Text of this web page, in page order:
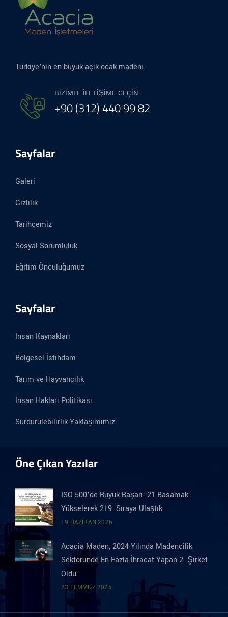
Türkiye'nin en büyük açık ocak madeni.
BIZIMLE ILETIŞIME GEÇIN.
+90 (312) 440 99 82
Sayfalar
Galeri
Gizlilik
Tarihçemiz
Sosyal Sorumluluk
Eğitim Öncülüğümüz
Sayfalar
İnsan Kaynakları
Bölgesel İstihdam
Tarım ve Hayvancılık
İnsan Hakları Politikası
Sürdürülebilirlik Yaklaşımımız
Öne Çıkan Yazılar
ISO 500’de Büyük Başarı: 21 Basamak
Yükselerek 219. Sıraya Ulaştık
19 HAZIRAN 2026
Acacia Maden, 2024 Yılında Madencilik
Sektöründe En Fazla İhracat Yapan 2. Şirket
Oldu
23 TEMMUZ 2025